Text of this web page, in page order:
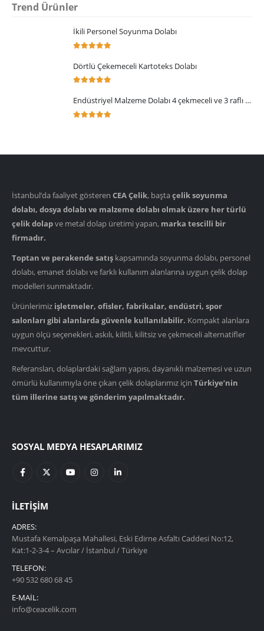
Trend Ürünler
İkili Personel Soyunma Dolabı
Dörtlü Çekemeceli Kartoteks Dolabı
Endüstriyel Malzeme Dolabı 4 çekmeceli ve 3 raflı panolu
İstanbul’da faaliyet gösteren CEA Çelik, başta çelik soyunma
dolabı, dosya dolabı ve malzeme dolabı olmak üzere her türlü
çelik dolapve metal dolap üretimi yapan, marka tescilli bir
firmadır.
Toptan ve perakende satış kapsamında soyunma dolabı, personel
dolabı, emanet dolabı ve farklı kullanım alanlarına uygun çelik dolap
modelleri sunmaktadır.
Ürünlerimiz işletmeler, ofisler, fabrikalar, endüstri, spor
salonları gibi alanlarda güvenle kullanılabilir. Kompakt alanlara
uygun ölçü seçenekleri, askılı, kilitli, kilitsiz ve çekmeceli alternatifler
mevcuttur.
Referansları, dolaplardaki sağlam yapısı, dayanıklı malzemesi ve uzun
ömürlü kullanımıyla öne çıkan çelik dolaplarımız için Türkiye’nin
tüm illerine satış ve gönderim yapılmaktadır.
SOSYAL MEDYA HESAPLARIMIZ
İLETIŞIM
ADRES:
Mustafa Kemalpaşa Mahallesi, Eski Edirne Asfaltı Caddesi No:12,
Kat:1-2-3-4 – Avcılar / İstanbul / Türkiye
TELEFON:
+90 532 680 68 45
E-MAIL:
info@ceacelik.com